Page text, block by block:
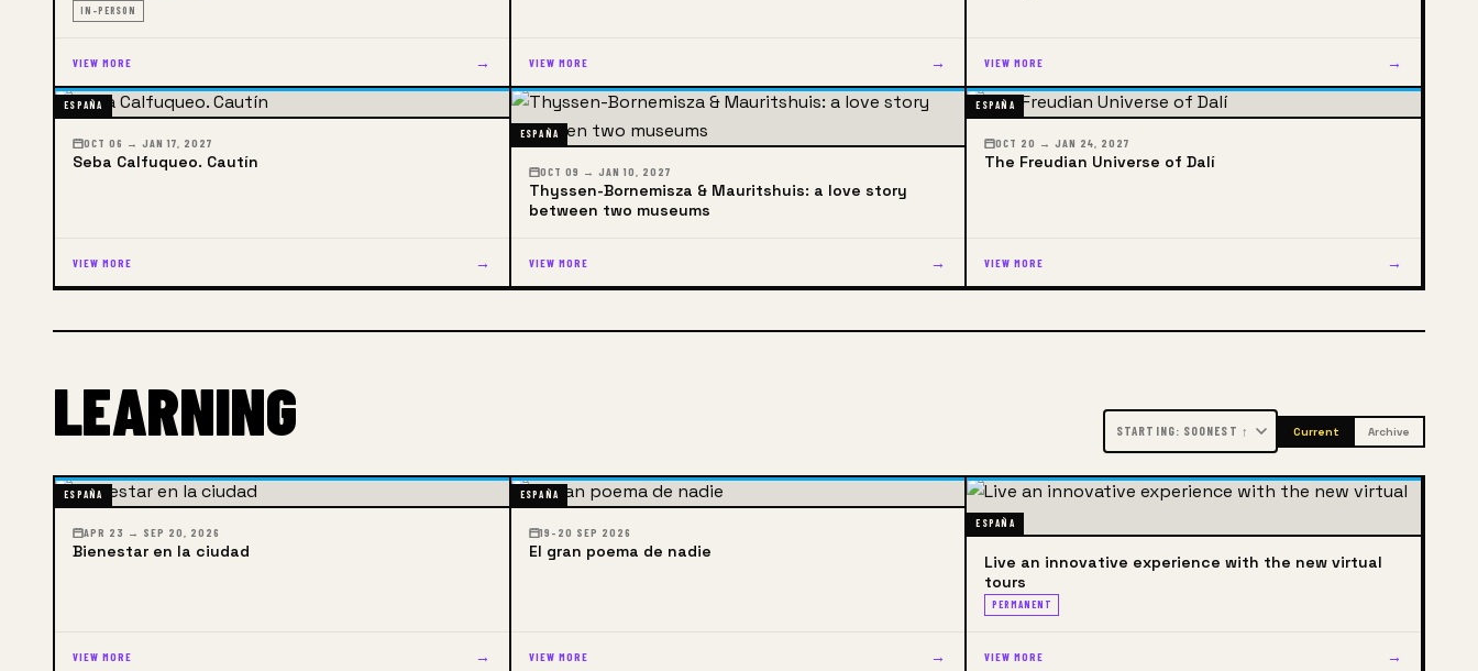
IN-PERSON
VIEW MORE → VIEW MORE → VIEW MORE →
ESPAÑA
OCT 06 → JAN 17, 2027
Seba Calfuqueo. Cautín
VIEW MORE →
ESPAÑA
OCT 09 → JAN 10, 2027
Thyssen-Bornemisza & Mauritshuis: a love story
between two museums
VIEW MORE →
ESPAÑA
OCT 20 → JAN 24, 2027
The Freudian Universe of Dalí
VIEW MORE →
LEARNING Current Archive
ESPAÑA
APR 23 → SEP 20, 2026
Bienestar en la ciudad
VIEW MORE →
ESPAÑA
19–20 SEP 2026
El gran poema de nadie
VIEW MORE →
ESPAÑA
Live an innovative experience with the new virtual
tours
PERMANENT
VIEW MORE →